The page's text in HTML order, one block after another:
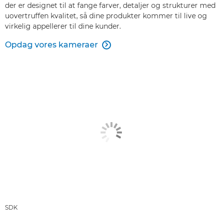
der er designet til at fange farver, detaljer og strukturer med
uovertruffen kvalitet, så dine produkter kommer til live og
virkelig appellerer til dine kunder.
Opdag vores kameraer 
SDK